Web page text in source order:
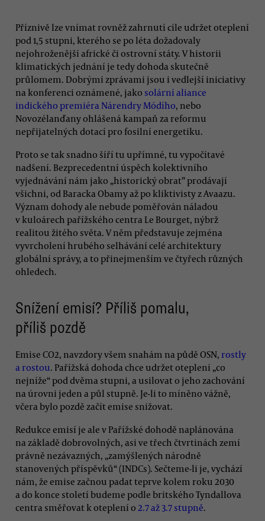
Příznivě lze vnímat rovněž zahrnutí cíle udržet oteplení
pod 1,5 stupni, kterého se po léta dožadovaly
nejohroženější africké či ostrovní státy. V historii
klimatických jednání je tedy dohoda skutečně
průlomem. Dobrými zprávami jsou i vedlejší iniciativy
na konferenci oznámené, jako solární aliance
indického premiéra Nárendry Módího, nebo
Novozélanďany ohlášená kampaň za reformu
nepřijatelných dotací pro fosilní energetiku.
Proto se tak snadno šíří tu upřímné, tu vypočítavé
nadšení. Bezprecedentní úspěch kolektivního
vyjednávání nám jako „historický obrat” prodávají
všichni, od Baracka Obamy až po kliktivisty z Avaazu.
Význam dohody ale nebude poměřován náladou
v kuloárech pařížského centra Le Bourget, nýbrž
realitou žitého světa. V něm představuje zejména
vyvrcholení hrubého selhávání celé architektury
globální správy, a to přinejmenším ve čtyřech různých
ohledech.
Snížení emisí? Příliš pomalu,
příliš pozdě
Emise CO2, navzdory všem snahám na půdě OSN, rostly
a rostou. Pařížská dohoda chce udržet oteplení „co
nejníže“ pod dvěma stupni, a usilovat o jeho zachování
na úrovni jeden a půl stupně. Je-li to míněno vážně,
včera bylo pozdě začít emise snižovat.
Redukce emisí je ale v Pařížské dohodě naplánována
na základě dobrovolných, asi ve třech čtvrtinách zemí
právně nezávazných, „zamýšlených národně
stanovených příspěvků“ (INDCs). Sečteme-li je, vychází
nám, že emise začnou padat teprve kolem roku 2030
a do konce století budeme podle britského Tyndallova
centra směřovat k oteplení o 2.7 až 3.7 stupně.